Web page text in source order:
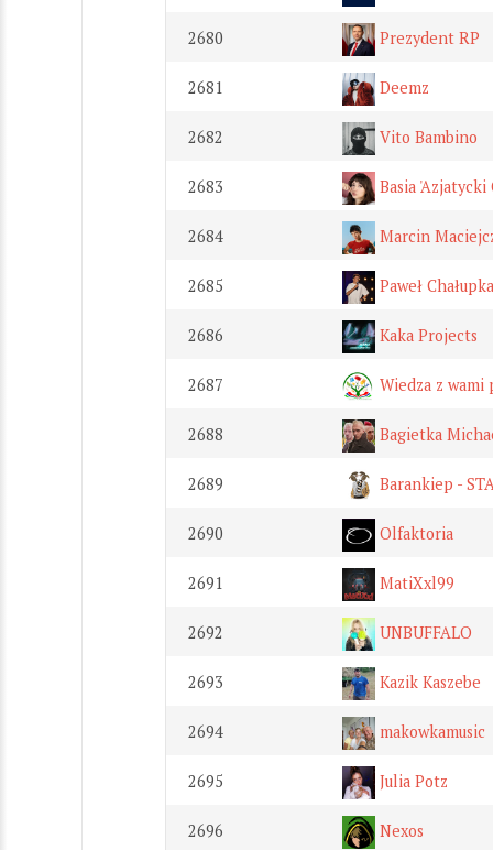
2680 Prezydent RP
2681 Deemz
2682 Vito Bambino
2683 Basia 'Azjatycki
2684 Marcin
2685 Paweł Chałupka
2686 Kaka Projects
2687 Wiedza z wami
2688 Bagietka
2689 Barankiep -
2690 Olfaktoria
2691 MatiXxl99
2692 UNBUFFALO
2693 Kazik Kaszebe
2694 makowkamusic
2695 Julia Potz
2696 Nexos